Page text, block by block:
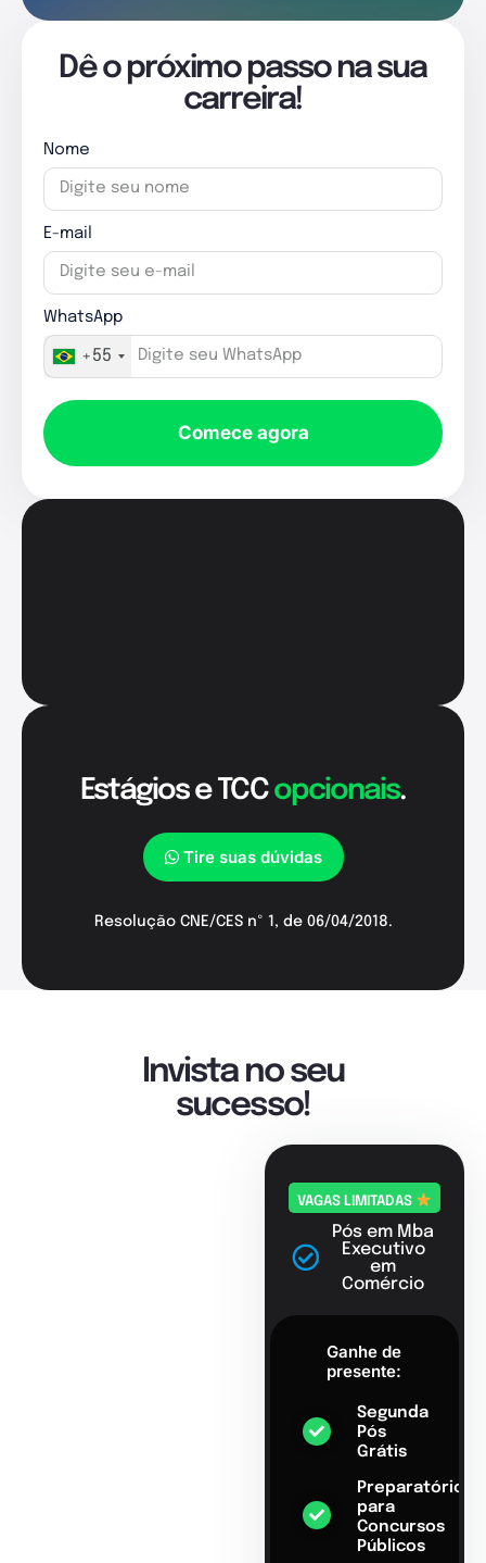
Dê o próximo passo na sua
carreira!
Nome
E-mail
WhatsApp
+55
Comece agora
Estágios e TCCopcionais.
Tire suas dúvidas
Resolução CNE/CES nº 1, de 06/04/2018.
Invista no seu
sucesso!
VAGAS LIMITADAS
Pós em Mba
Executivo
em
Comércio
Ganhe de
presente:
Segunda
Pós
Grátis
Preparatório
para
Concursos
Públicos